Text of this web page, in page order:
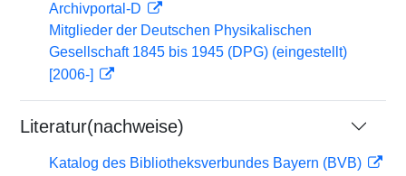
Archivportal-D
Mitglieder der Deutschen Physikalischen
Gesellschaft 1845 bis 1945 (DPG) (eingestellt)
[2006-]
Literatur(nachweise)
Katalog des Bibliotheksverbundes Bayern (BVB)